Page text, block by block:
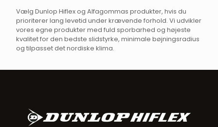
Vælg Dunlop Hiflex og Alfagommas produkter, hvis du
prioriterer lang levetid under krævende forhold. Vi udvikler
vores egne produkter med fuld sporbarhed og højeste
kvalitet for den bedste slidstyrke, minimale bøjningsradius
og tilpasset det nordiske klima.